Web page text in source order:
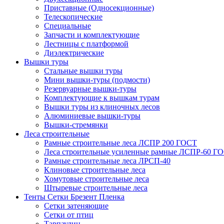
Приставные (Односекционные)
Телескопические
Специальные
Запчасти и комплектующие
Лестницы с платформой
Диэлектрические
Вышки туры
Стальные вышки туры
Мини вышки-туры (подмости)
Резервуарные вышки-туры
Комплектующие к вышкам турам
Вышки туры из клиночных лесов
Алюминиевые вышки-туры
Вышки-стремянки
Леса строительные
Рамные строительные леса ЛСПР 200 ГОСТ
Леса строительные усиленные рамные ЛСПР-60
Рамные строительные леса ЛРСП-40
Клиновые строительные леса
Хомутовые строительные леса
Штыревые строительные леса
Тенты Сетки Брезент Пленка
Сетки затеняющие
Сетки от птиц